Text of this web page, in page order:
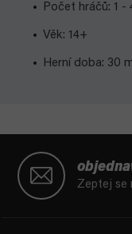
Počet hráčů: 1 -
Věk: 14+
Herní doba: 30
Zeptej se